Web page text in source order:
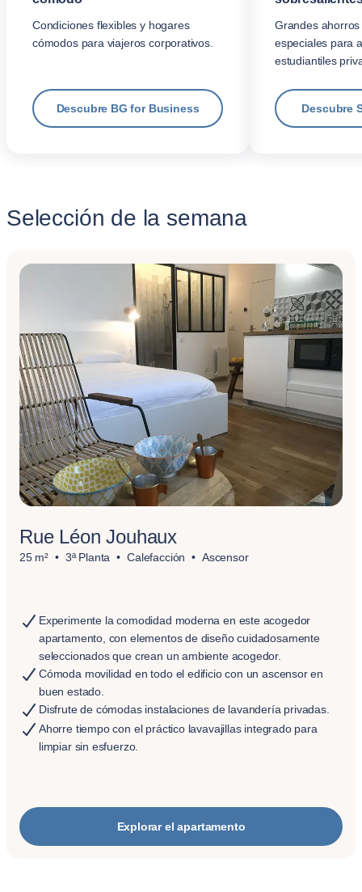
Condiciones flexibles y hogares
cómodos para viajeros corporativos.
Descubre BG for Business
Grandes
especiales para
estudiantiles
Descubre
Selección de la semana
Rue Léon Jouhaux
25 m² 3ª Planta Calefacción Ascensor
Experimente la comodidad moderna en este acogedor
apartamento, con elementos de diseño cuidadosamente
seleccionados que crean un ambiente acogedor.
Cómoda movilidad en todo el edificio con un ascensor en
buen estado.
Disfrute de cómodas instalaciones de lavandería privadas.
Ahorre tiempo con el práctico lavavajillas integrado para
limpiar sin esfuerzo.
Explorar el apartamento